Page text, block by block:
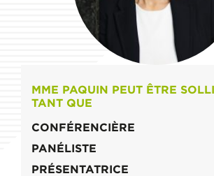
MME PAQUIN PEUT ÊTRE
TANT QUE
CONFÉRENCIÈRE
PANÉLISTE
PRÉSENTATRICE